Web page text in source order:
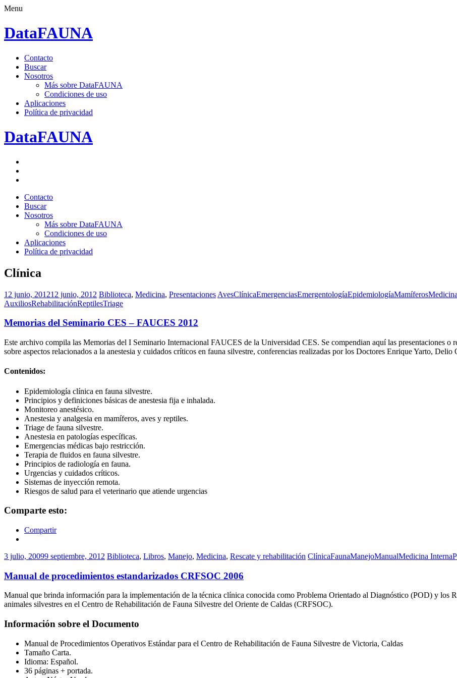
Menu
DataFAUNA
Saltar
contenido.
Contacto
Buscar
Nosotros
Más sobre DataFAUNA
Condiciones de uso
Aplicaciones
Política de privacidad
DataFAUNA
Saltar
contenido.
Contacto
Buscar
Nosotros
Más sobre DataFAUNA
Condiciones de uso
Aplicaciones
Política de privacidad
Clínica
12 junio, 201212 junio, 2012 Biblioteca, Medicina, Presentaciones AvesClínicaEmergenciasEmergentologíaEpidemiologíaMamíferos
AuxiliosRehabilitaciónReptilesTriage
Memorias del Seminario CES – FAUCES 2012
Este archivo compila las Memorias del I Seminario Internacional FAUCES de la Universidad CES. Se compendian aquí las presentaciones o
sobre aspectos relacionados a la anestesia y cuidados críticos en fauna silvestre, conferencias realizadas por los Doctores Enrique Yarto, Delio
Contenidos:
Epidemiología clínica en fauna silvestre.
Principios y definiciones básicas de anestesia fija e inhalada.
Monitoreo anestésico.
Anestesia y analgesia en mamíferos, aves y reptiles.
Triage de fauna silvestre.
Anestesia en patologías específicas.
Emergencias médicas bajo restricción.
Terapia de fluidos en fauna silvestre.
Principios de radiología en fauna.
Urgencias y cuidados críticos.
Sistemas de inyección remota.
Riesgos de salud para el veterinario que atiende urgencias
Comparte esto:
Compartir
3 julio, 20099 septiembre, 2012 Biblioteca, Libros, Manejo, Medicina, Rescate y rehabilitación ClínicaFaunaManejoManualMedicina Interna
Manual de procedimientos estandarizados CRFSOC 2006
Manual que brinda información para la implementación de la técnica clínica conocida como Problema Orientado al Diagnóstico (POD) y los
animales silvestres en el Centro de Rehabilitación de Fauna Silvestre del Oriente de Caldas (CRFSOC).
Información sobre el Documento
Manual de Procedimientos Operativos Estándar para el Centro de Rehabilitación de Fauna Silvestre de Victoria, Caldas
Tamaño Carta.
Idioma: Español.
36 páginas + portada.